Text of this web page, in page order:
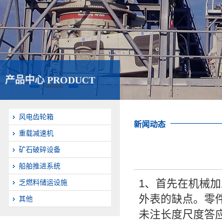
产品中心 PRODUCT
风电齿轮箱
重载减速机
矿石破碎设备
船舶推进系统
乏燃料储运设施
其他
新闻动态
1、首先在机械
外表的缺点。零
未注长度尺度答